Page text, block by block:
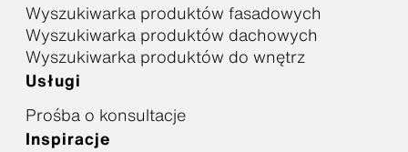
Wyszukiwarka produktów fasadowych
Wyszukiwarka produktów dachowych
Wyszukiwarka produktów do wnętrz
Usługi
Prośba o konsultacje
Inspiracje